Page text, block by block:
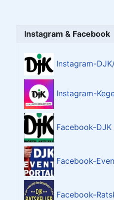
Instagram & Facebook
Instagram-
Instagram-
Facebook-
Facebook-
Facebook-